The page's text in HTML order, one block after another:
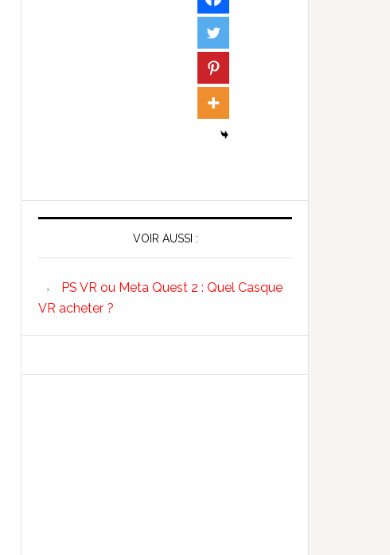
VOIR AUSSI :
PS VR ou Meta Quest 2 : Quel Casque
VR acheter ?